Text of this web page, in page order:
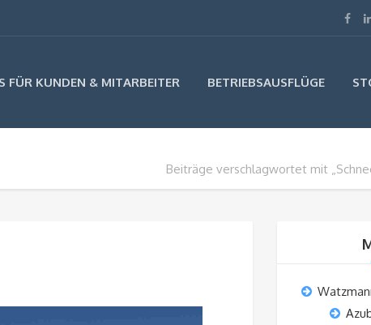
FÜR KUNDEN & MITARBEITER BETRIEBSAUSFLÜGE
Beiträge verschlagwortet mit